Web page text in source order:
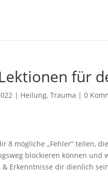
für
| Heilung,Trauma |0
8 mögliche „Fehler“ teilen,
blockieren können und
& Erkenntnisse dir dienlich